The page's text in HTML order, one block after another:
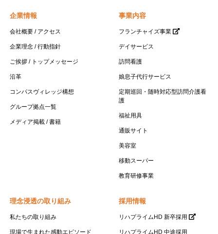
企業情報
会社概要 / アクセス
企業理念 / 行動指針
ご挨拶 / トップメッセージ
沿革
コンパスヴィレッジ構想
グループ拠点一覧
メディア掲載 / 書籍
事業内容
フランチャイズ事業
デイサービス
訪問看護
娘息子代行サービス
定期巡回・随時対応型訪問介護看
護
福祉用具
通販サイト
美容室
移動スーパー
教育研修事業
理念浸透の取り組み
私たちの取り組み
現場で生まれた感動エピソード
採用情報
リハプライムHD 新卒採用
リハプライムHD 中途採用